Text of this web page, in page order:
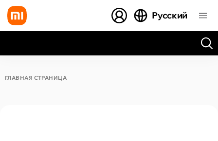
Русский
ГЛАВНАЯ СТРАНИЦА